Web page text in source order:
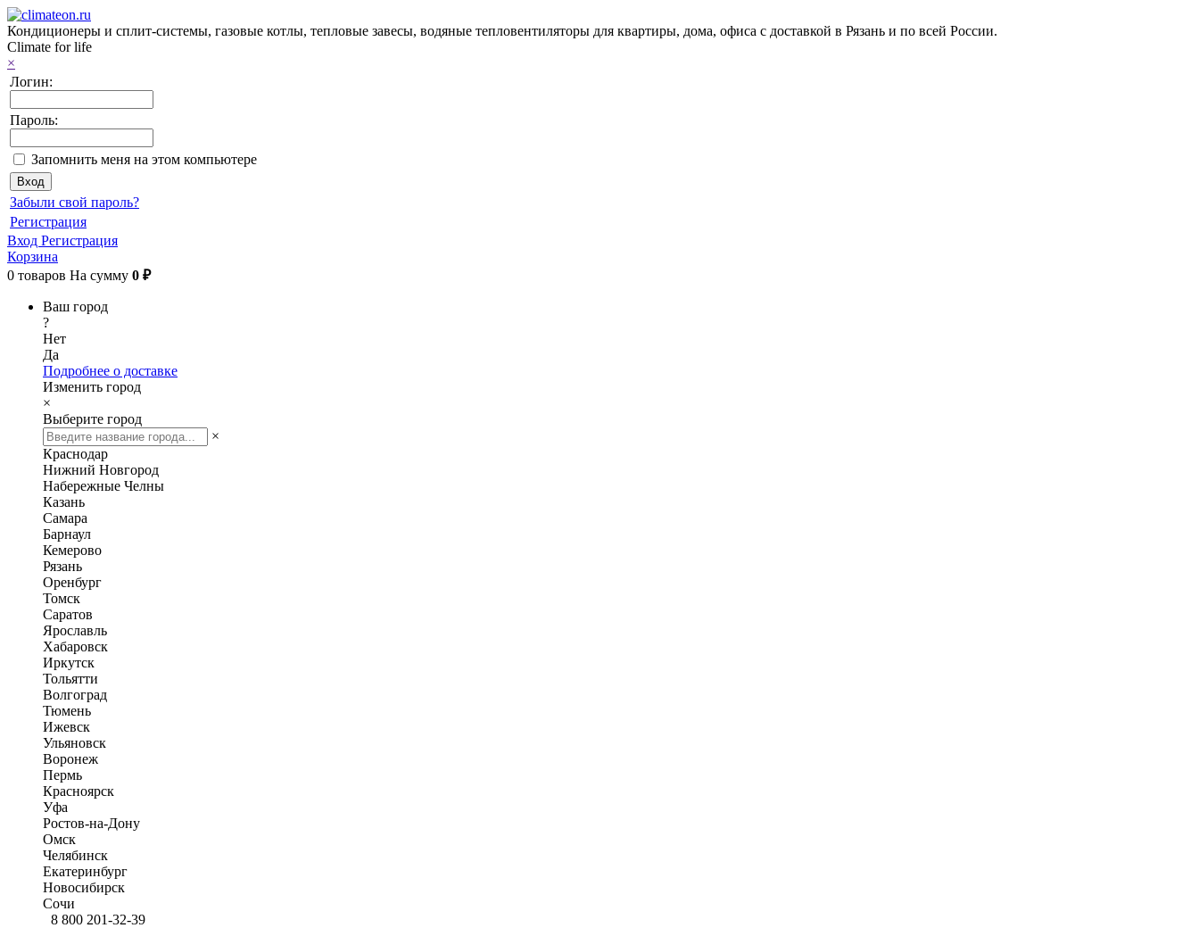
Кондиционеры и сплит-системы, газовые котлы, тепловые завесы, водяные тепловентиляторы для квартиры, дома, офиса с доставкой в Рязань и по всей России.
Climate for life
×
Логин:
Пароль:
Запомнить меня на этом компьютере
Забыли свой пароль?
Регистрация
Вход Регистрация
Корзина
0 товаров На сумму 0 ₽
Ваш город
?
Нет
Да
Подробнее о доставке
Изменить город
×
Выберите город
×
Краснодар
Нижний Новгород
Набережные Челны
Казань
Самара
Барнаул
Кемерово
Рязань
Оренбург
Томск
Саратов
Ярославль
Хабаровск
Иркутск
Тольятти
Волгоград
Тюмень
Ижевск
Ульяновск
Воронеж
Пермь
Красноярск
Уфа
Ростов-на-Дону
Омск
Челябинск
Екатеринбург
Новосибирск
Сочи
8 800 201-32-39